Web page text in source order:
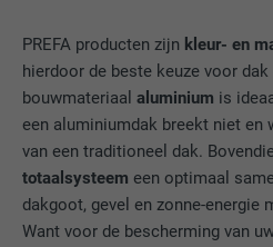
PREFA producten zijn kleur- en
hierdoor de beste keuze voor
bouwmateriaalaluminium is
een aluminiumdak breekt niet en
van een traditioneel dak.
totaalsysteem een optimaal
dakgoot, gevel en zonne-energie
Want voor de bescherming van
VERVALTIJD 1 jaar
DOEL
Gebruikt door
handelingen
website na de
op een van de
aanbieder te
doel hiervan is
effectiviteit van